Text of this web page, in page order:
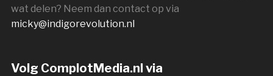
wat delen? Neem dan contact op via
micky@indigorevolution.nl
Volg ComplotMedia.nl via